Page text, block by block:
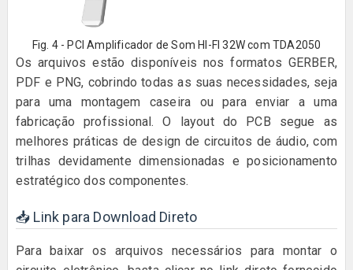
Fig. 4 - PCI Amplificador de Som HI-FI 32W com TDA2050
Os arquivos estão disponíveis nos formatos GERBER,
PDF e PNG, cobrindo todas as suas necessidades, seja
para uma montagem caseira ou para enviar a uma
fabricação profissional. O layout do PCB segue as
melhores práticas de design de circuitos de áudio, com
trilhas devidamente dimensionadas e posicionamento
estratégico dos componentes.
📥 Link para Download Direto
Para baixar os arquivos necessários para montar o